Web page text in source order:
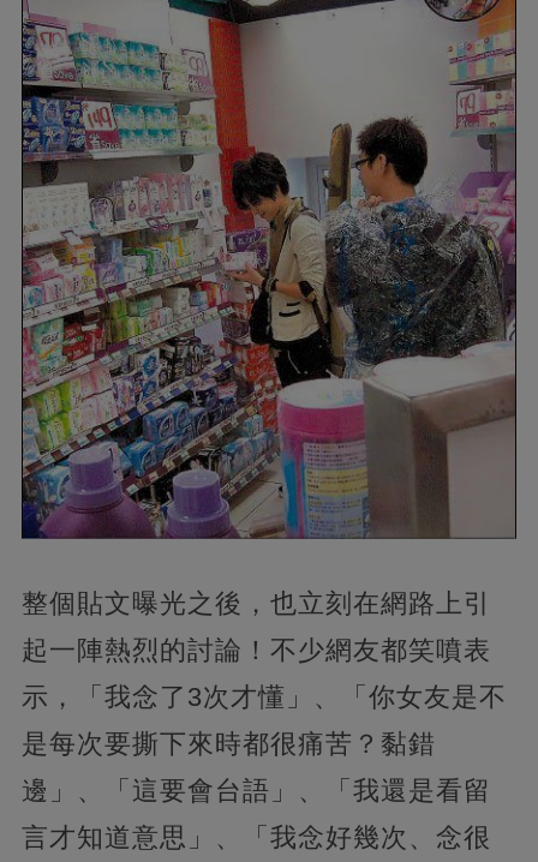
整個貼文曝光之後，也立刻在網路上引
起一陣熱烈的討論！不少網友都笑噴表
示，「我念了3次才懂」、「你女友是不
是每次要撕下來時都很痛苦？黏錯
邊」、「這要會台語」、「我還是看留
言才知道意思」、「我念好幾次、念很